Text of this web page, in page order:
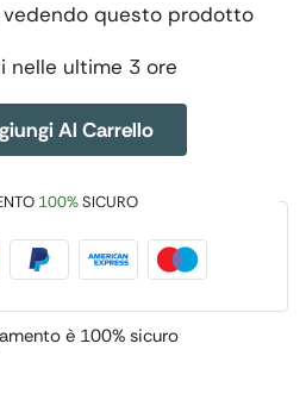
questo prodotto
ultime 3 ore
Al Carrello
100%SICURO
è 100% sicuro